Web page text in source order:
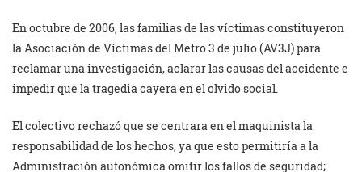
En octubre de 2006, las familias de las víctimas constituyeron
la Asociación de Víctimas del Metro 3 de julio (AV3J) para
reclamar una investigación, aclarar las causas del accidente e
impedir que la tragedia cayera en el olvido social.
El colectivo rechazó que se centrara en el maquinista la
responsabilidad de los hechos, ya que esto permitiría a la
Administración autonómica omitir los fallos de seguridad;